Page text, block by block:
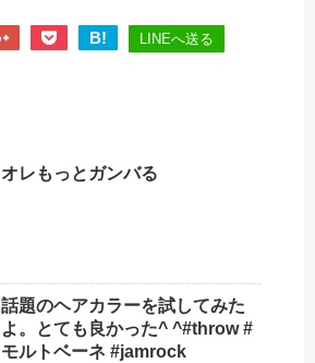
B! LINEへ送る
オレもっとガンバる
話題のヘアカラーを試してみた
よ。とても良かった^ ^#throw #
モルトベーネ #jamrock